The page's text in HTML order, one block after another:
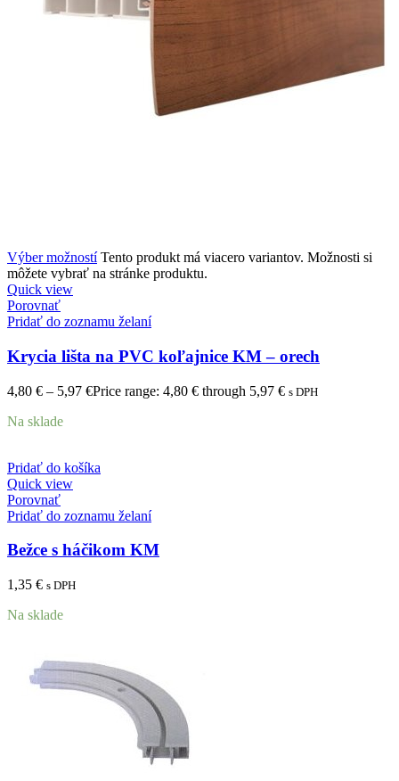
Výber možností Tento produkt má viacero variantov. Možnosti si
môžete vybrať na stránke produktu.
Quick view
Porovnať
Pridať do zoznamu želaní
Krycia lišta na PVC koľajnice KM – orech
4,80 € – 5,97 €Price range: 4,80 € through 5,97 € s DPH
Na sklade
Pridať do košíka
Quick view
Porovnať
Pridať do zoznamu želaní
Bežce s háčikom KM
1,35 € s DPH
Na sklade